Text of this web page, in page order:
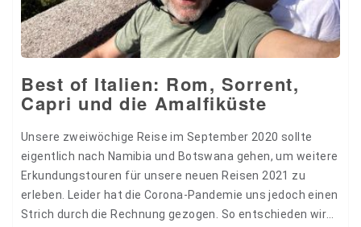
Best of Italien: Rom, Sorrent,
Capri und die Amalfiküste
Unsere zweiwöchige Reise im September 2020 sollte
eigentlich nach Namibia und Botswana gehen, um weitere
Erkundungstouren für unsere neuen Reisen 2021 zu
erleben. Leider hat die Corona-Pandemie uns jedoch einen
Strich durch die Rechnung gezogen. So entschieden wir